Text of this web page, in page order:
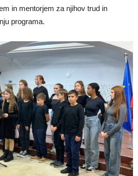
in mentorjem za njihov trud in
programa.